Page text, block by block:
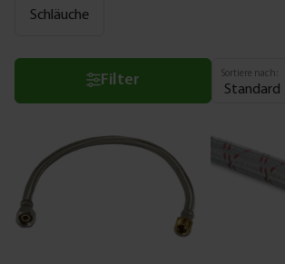
Schläuche
Filter Sortiere nach: